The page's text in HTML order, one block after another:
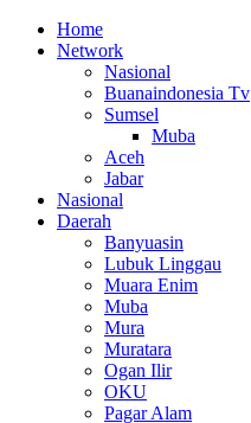
Home
Network
Nasional
Buanaindonesia Tv
Sumsel
Muba
Aceh
Jabar
Nasional
Daerah
Banyuasin
Lubuk Linggau
Muara Enim
Muba
Mura
Muratara
Ogan Ilir
OKU
Pagar Alam